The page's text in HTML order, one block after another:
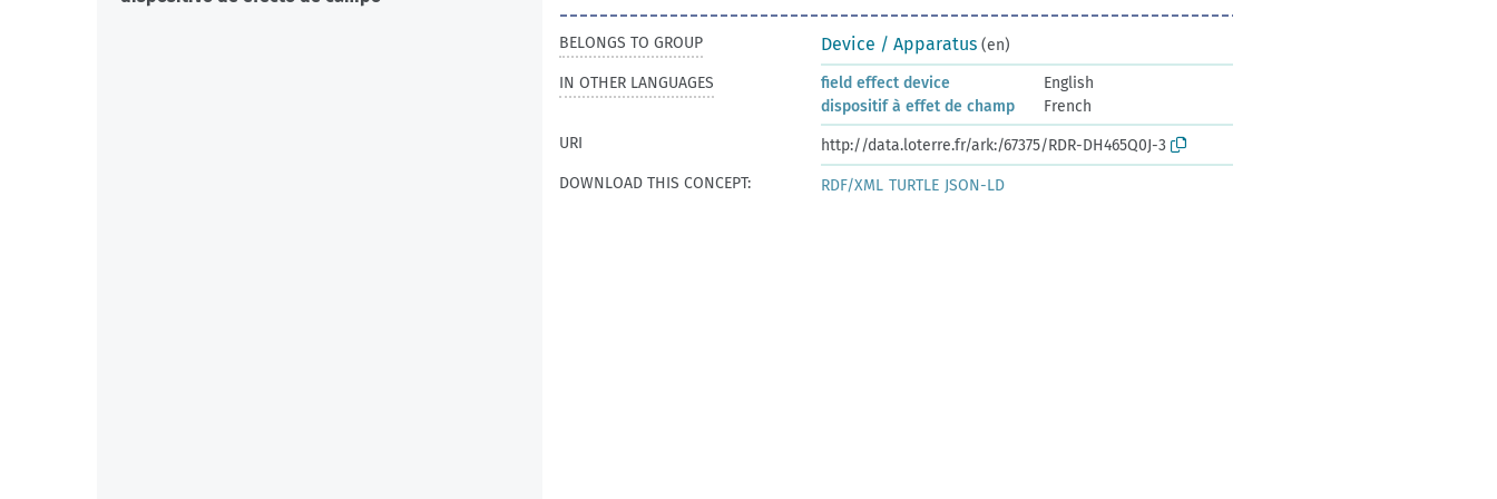
BELONGS TO GROUP Device / Apparatus (en)
IN OTHER LANGUAGES
field effect device
English
dispositif à effet de champ
French
URI
http://data.loterre.fr/ark:/67375/RDR-DH465Q0J-3
DOWNLOAD THIS CONCEPT:
RDF/XML TURTLE JSON-LD